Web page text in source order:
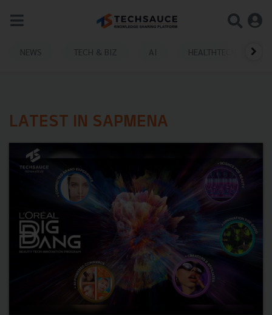
NEWS TECH & BIZ AI HEALTHTECH
LATEST IN SAPMENA